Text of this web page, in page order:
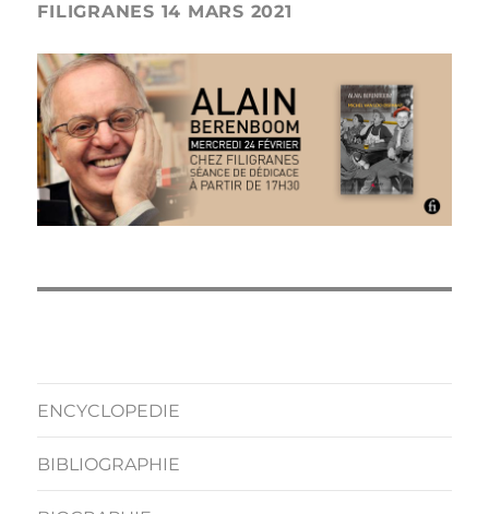
FILIGRANES 14 MARS 2021
ENCYCLOPEDIE
BIBLIOGRAPHIE